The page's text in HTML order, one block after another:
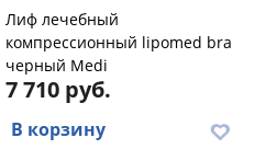
Лиф лечебный
компрессионный lipomed bra
черный Medi
7 710 руб.
В корзину